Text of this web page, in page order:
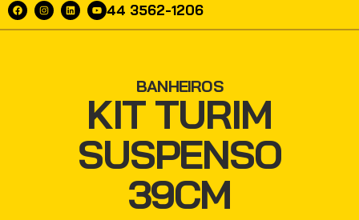
44 3562-1206
BANHEIROS
KIT TURIM
SUSPENSO
39CM